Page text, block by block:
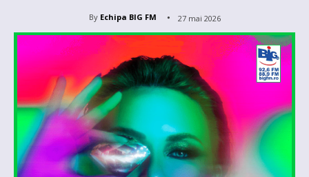
By Echipa BIG FM 27 mai 2026